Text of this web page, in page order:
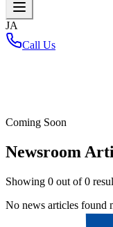
JA
Call Us
Coming Soon
Newsroom
Showing 0 out of0
No news articles found